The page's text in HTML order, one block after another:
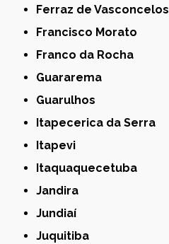
Ferraz de Vasconcelos
Francisco Morato
Franco da Rocha
Guararema
Guarulhos
Itapecerica da Serra
Itapevi
Itaquaquecetuba
Jandira
Jundiaí
Juquitiba